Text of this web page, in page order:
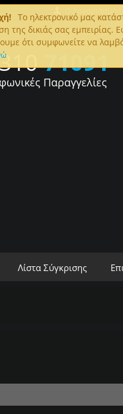
To ηλεκτρονικό μας
της δικιάς σας εμπειρίας.
ότι συμφωνείτε να
Ο Λογαριασμός
71091
Παραγγελίες
Λίστα Σύγκρισης